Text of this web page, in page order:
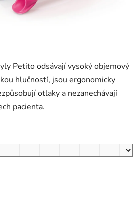
Petito odsávají vysoký objemový
hlučností, jsou ergonomicky
otlaky a nezanechávají
pacienta.